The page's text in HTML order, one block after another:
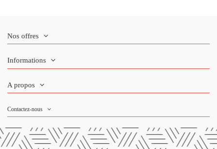
Nos offres
Informations
A propos
Contactez-nous